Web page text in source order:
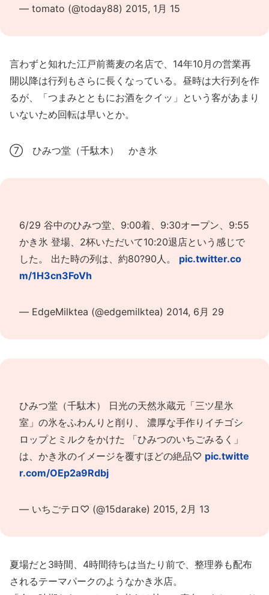
— tomato (@today88) 2015, 1月 15
言わずと知れた江戸前蕎麦の名店で、14年10月の営業再
開以降は行列もさらに長くなっている。昼時は大行列を作
るが、「つまみとともにお酒をクイッ」という客があまり
いないため回転は早いとか。
⑦ ひみつ堂（千駄木） かき氷
6/29 谷中のひみつ堂、9:00着、9:30オープン、9:55
かき氷 登場、2杯いただいて10:20退店という感じで
した。 出た時の列は、約80?90人。 pic.twitter.co
m/1H3cn3FoVh
— EdgeMilktea (@edgemilktea) 2014, 6月 29
ひみつ堂（千駄木） 日光の天然氷蔵元「三ツ星氷
室」の氷をふわんりと削り、 濃厚な手作りイチゴシ
ロップとミルクをかけた 「ひみつのいちごみるく」
は、かき氷のイメージを覆すほどの絶品♡ pic.twitte
r.com/OEp2a9Rdbj
— いちごテロ♡ (@15darake) 2015, 2月 13
夏場だと3時間、4時間待ちは当たり前で、整理券も配布
されるテーマパークのようなかき氷店。